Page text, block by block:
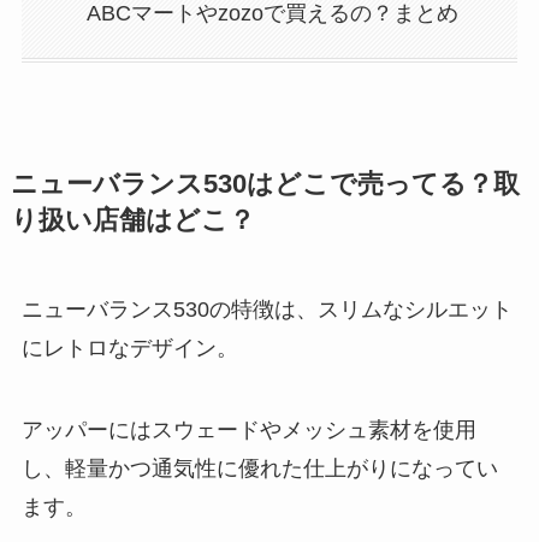
ABCマートやzozoで買えるの？まとめ
ニューバランス530はどこで売ってる？取
り扱い店舗はどこ？
ニューバランス530の特徴は、スリムなシルエット
にレトロなデザイン。
アッパーにはスウェードやメッシュ素材を使用
し、軽量かつ通気性に優れた仕上がりになってい
ます。